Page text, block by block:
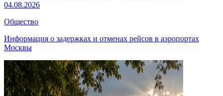
04.08.2026
Общество
Информация о задержках и отменах рейсов в аэропортах
Москвы